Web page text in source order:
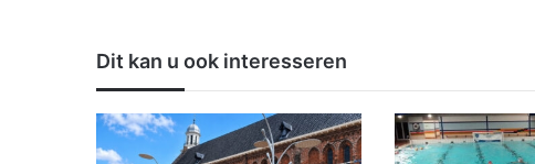
a
m
m
Dit kan u ook interesseren